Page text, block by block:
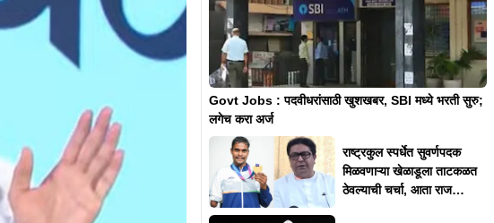
Govt Jobs : पदवीधरांसाठी खुशखबर, SBI मध्ये भरती सुरु;
लगेच करा अर्ज
राष्ट्रकुल स्पर्धेत सुवर्णपदक
मिळवणाऱ्या खेळाडूला ताटकळत
ठेवल्याची चर्चा, आता राज